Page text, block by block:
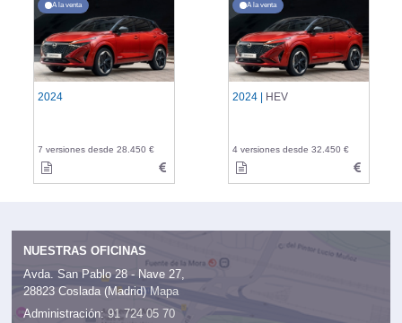
A la venta
2024
7 versiones desde 28.450 €
A la venta
2024 | HEV
4 versiones desde 32.450 €
NUESTRAS OFICINAS
Avda. San Pablo 28 - Nave 27,
28823 Coslada (Madrid) Mapa
Administración: 91 724 05 70